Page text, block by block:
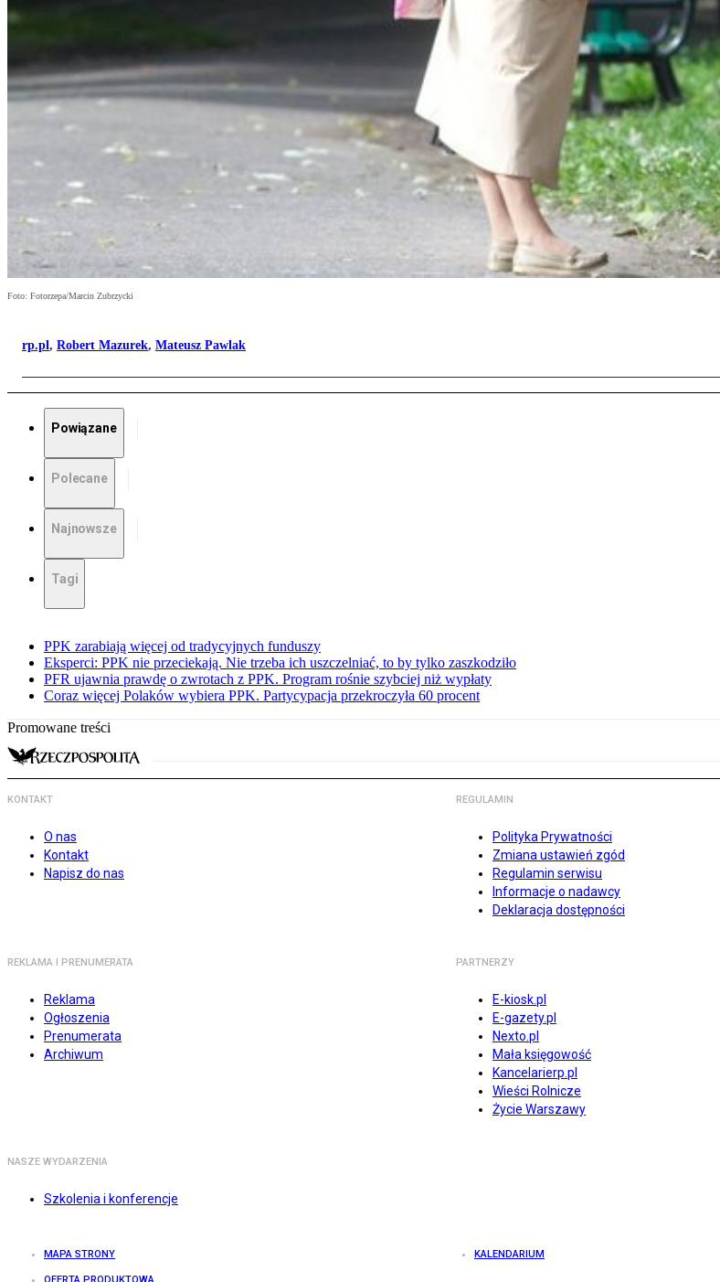
Foto: Fotorzepa/Marcin Zubrzycki
rp.pl, Robert Mazurek, Mateusz Pawlak
Powiązane
Polecane
Najnowsze
Tagi
PPK zarabiają więcej od tradycyjnych funduszy
Eksperci: PPK nie przeciekają. Nie trzeba ich uszczelniać, to by tylko zaszkodziło
PFR ujawnia prawdę o zwrotach z PPK. Program rośnie szybciej niż wypłaty
Coraz więcej Polaków wybiera PPK. Partycypacja przekroczyła 60 procent
Promowane treści
KONTAKT
O nas
Kontakt
Napisz do nas
REGULAMIN
Polityka Prywatności
Zmiana ustawień zgód
Regulamin serwisu
Informacje o nadawcy
Deklaracja dostępności
REKLAMA I PRENUMERATA
Reklama
Ogłoszenia
Prenumerata
Archiwum
PARTNERZY
E-kiosk.pl
E-gazety.pl
Nexto.pl
Mała księgowość
Kancelarierp.pl
Wieści Rolnicze
Życie Warszawy
NASZE WYDARZENIA
Szkolenia i konferencje
MAPA STRONY KALENDARIUM